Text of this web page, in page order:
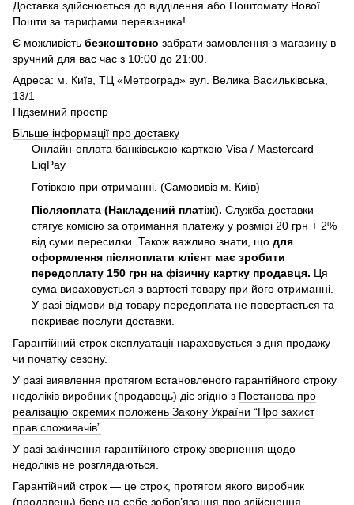
Доставка здійснюється до відділення або Поштомату Нової
Пошти за тарифами перевізника!
Є можливість безкоштовно забрати замовлення з магазину в
зручний для вас час з 10:00 до 21:00.
Адреса: м. Київ, ТЦ «Метроград» вул. Велика Васильківська,
13/1
Підземний простір
Більше інформації про доставку
Онлайн-оплата банківською карткою Visa / Mastercard –
LiqPay
Готівкою при отриманні. (Самовивіз м. Київ)
Післяоплата (Накладений платіж). Служба доставки
стягує комісію за отримання платежу у розмірі 20 грн + 2%
від суми пересилки. Також важливо знати, що для
оформлення післяоплати клієнт має зробити
передоплату 150 грн на фізичну картку продавця. Ця
сума вираховується з вартості товару при його отриманні.
У разі відмови від товару передоплата не повертається та
покриває послуги доставки.
Гарантійний строк експлуатації нараховується з дня продажу
чи початку сезону.
У разі виявлення протягом встановленого гарантійного строку
недоліків виробник (продавець) діє згідно з Постанова про
реалізацію окремих положень Закону України “Про захист
прав споживачів”
У разі закінчення гарантійного строку звернення щодо
недоліків не розглядаються.
Гарантійний строк — це строк, протягом якого виробник
(продавець) бере на себе зобов’язання про здійснення